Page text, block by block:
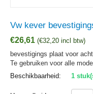
Vw kever
€26,61 (€32,20 incl btw)
bevestigings plaat voor
Te gebruiken voor alle
Beschikbaarheid:
1